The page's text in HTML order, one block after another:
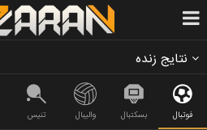
نتایج زنده
فوتبال بسکتبال والیبال تنیس